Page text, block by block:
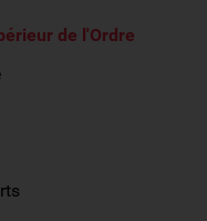
de l'Ordre